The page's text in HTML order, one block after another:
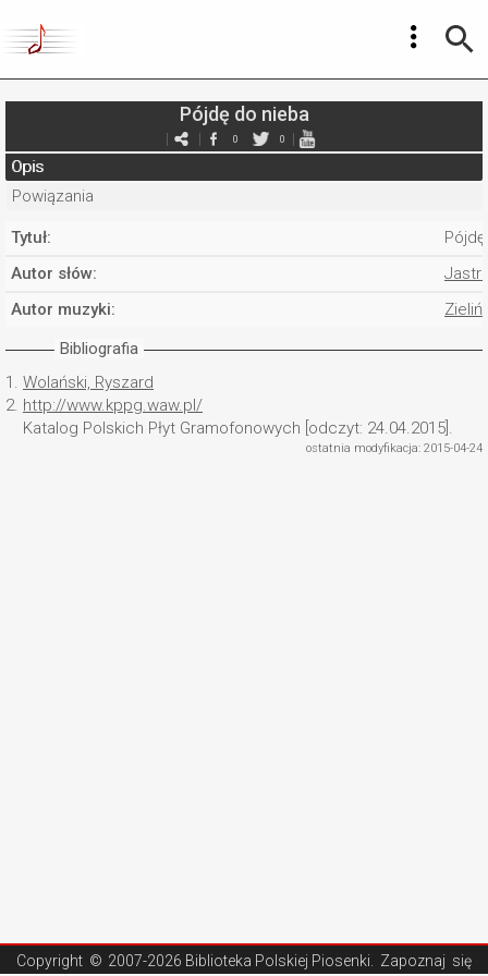
Pójdę do nieba
0 0
Opis
Powiązania
Tytuł:
Autor słów:
Autor muzyki:
Bibliografia
1. Wolański, Ryszard
2. http://www.kppg.waw.pl/
Katalog Polskich Płyt Gramofonowych [odczyt: 24.04.2015].
ostatnia modyfikacja: 2015-04-24
Copyright © 2007-2026 Biblioteka Polskiej Piosenki . Zapoznaj się